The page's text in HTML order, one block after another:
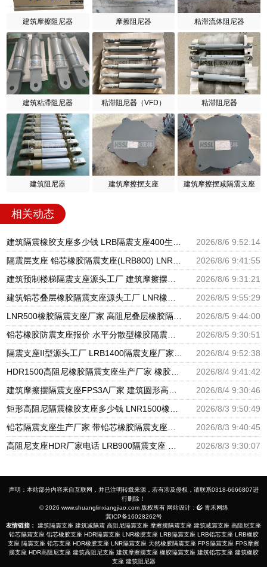
建筑摩擦阻尼器 摩擦阻尼器 粘滞流体阻尼器
建筑粘滞阻尼器 粘滞阻尼器（VFD） 粘滞阻尼器
建筑阻尼器 建筑摩擦摆支座 建筑摩擦摆减隔震支座
相关动态
2026/8/6 9:52:14
2026/8/6 9:41:55
2026/8/6 9:31:21
2026/8/5 9:55:29
2026/8/5 9:44:00
2026/8/5 9:30:51
2026/8/4 9:52:38
2026/8/4 9:41:42
2026/8/4 9:30:46
2026/8/3 9:50:49
2026/8/3 9:40:45
2026/8/3 9:30:07
声明：本站部分内容来自互联网，并已注明转载来源，若有涉及侵权，请联系0318-6666807进
行删除！
© 2026 www.shuanglinxiangjiao.com 版权所有 网站设计：
青禾网络
冀ICP备16028262号
友情链接：
建筑隔震支座 建筑减隔震 高阻尼隔震支座 摩擦摆隔震支座 建筑减震支座 高阻尼支座
铅芯隔震支座 铅芯橡胶支座 HDR隔震支座 LNR橡胶支座 LRB隔震支座 LRB铅芯支座 LRB橡胶
支座 隔震支座 铅芯支座 HDR橡胶支座 LNR隔震支座 天然橡胶隔震支座 FPS隔震支座 FPS摩擦
摆支座 HDR高阻尼支座 建筑高阻尼支座 建筑摩擦摆支座 橡胶隔震支座 建筑铅芯支座 建筑橡胶
支座 建筑阻尼器